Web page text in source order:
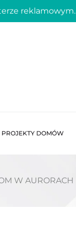
reklamowym.
PROJEKTY DOMÓW
W AURORACH